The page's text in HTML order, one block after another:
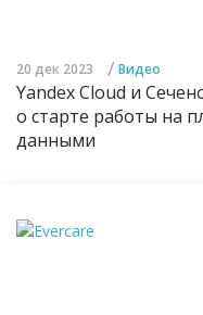
20 дек 2023 / Видео
Yandex Cloud и
о старте работы на
данными